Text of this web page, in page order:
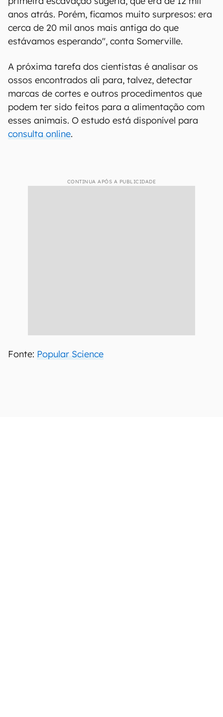
anos atrás. Porém, ficamos muito surpresos: era
cerca de 20 mil anos mais antiga do que
estávamos esperando", conta Somerville.
A próxima tarefa dos cientistas é analisar os
ossos encontrados ali para, talvez, detectar
marcas de cortes e outros procedimentos que
podem ter sido feitos para a alimentação com
esses animais. O estudo está disponível para
consulta online.
CONTINUA APÓS A PUBLICIDADE
Fonte: Popular Science